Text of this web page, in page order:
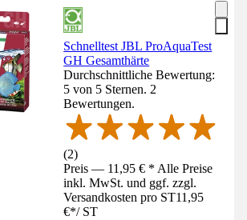
Schnelltest JBL ProAquaTest
GH Gesamthärte
Durchschnittliche Bewertung:
5 von 5 Sternen. 2
Bewertungen.
(2)
Preis — 11,95 € * Alle Preise
inkl. MwSt. und ggf. zzgl.
Versandkosten pro ST11,95
€*/ ST